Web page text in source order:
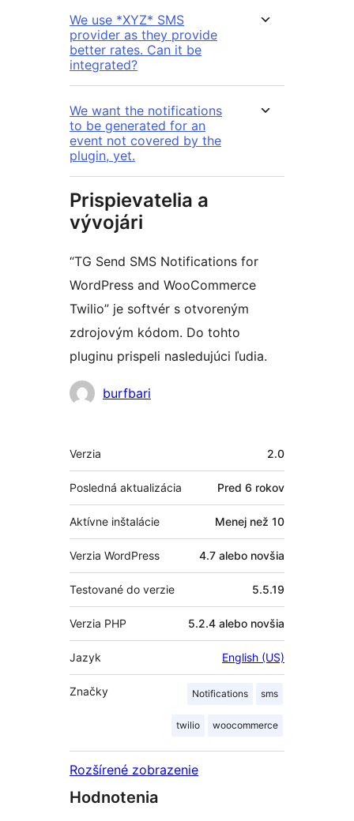
We use *XYZ* SMS
provider as they provide
better rates. Can it be
integrated?
We want the notifications
to be generated for an
event not covered by the
plugin, yet.
Prispievatelia a
vývojári
“TG Send SMS Notifications for
WordPress and WooCommerce
Twilio” je softvér s otvoreným
zdrojovým kódom. Do tohto
pluginu prispeli nasledujúci ľudia.
Prispievatelia
burfbari
Meta
Verzia 2.0
Posledná aktualizácia Pred 6 rokov
Aktívne inštalácie Menej než 10
Verzia WordPress 4.7 alebo novšia
Testované do verzie 5.5.19
Verzia PHP 5.2.4 alebo novšia
Jazyk English (US)
Značky Notifications sms
twilio woocommerce
Rozšírené zobrazenie
Hodnotenia